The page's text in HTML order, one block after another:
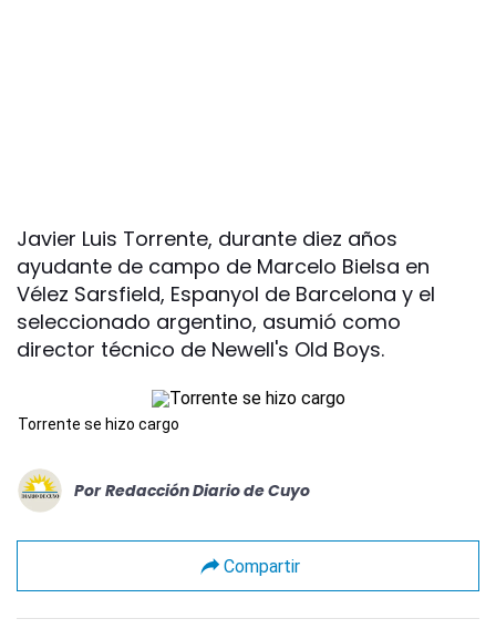
Javier Luis Torrente, durante diez años
ayudante de campo de Marcelo Bielsa en
Vélez Sarsfield, Espanyol de Barcelona y el
seleccionado argentino, asumió como
director técnico de Newell's Old Boys.
Torrente se hizo cargo
Por Redacción Diario de Cuyo
Compartir